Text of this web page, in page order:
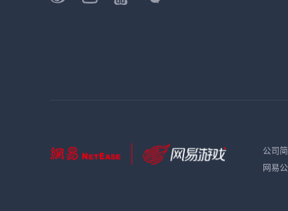
公司
网易